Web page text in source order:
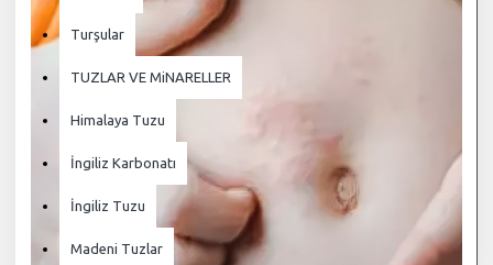
Turşular
TUZLAR VE MiNARELLER
Himalaya Tuzu
İngiliz Karbonatı
İngiliz Tuzu
Madeni Tuzlar